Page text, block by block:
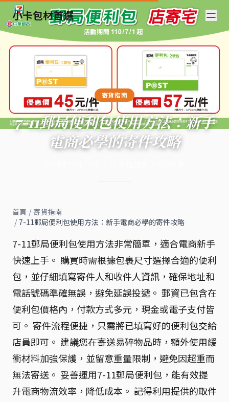
小卡包材首選
寄貨指南
7-11郵局便利包使用方法：新手
電商必學的寄件攻略
首頁 / 寄貨指南
/ 7-11郵局便利包使用方法：新手電商必學的寄件攻略
7-11郵局便利包使用方法非常簡單，適合電商新手
快速上手。 購買時需根據包裹尺寸選擇合適的便利
包，並仔細填寫寄件人和收件人資訊，確保地址和
電話號碼準確無誤，避免延誤投遞。 郵資已包含在
便利包價格內，付款方式多元，現金或電子支付皆
可。 寄件流程便捷，只需將已填寫好的便利包交給
店員即可。 建議您在寄送易碎物品時，額外使用緩
衝材料加強保護，並留意重量限制，避免因超重而
無法寄送。 妥善運用7-11郵局便利包，能有效提
升電商物流效率，降低成本。 記得利用提供的取件